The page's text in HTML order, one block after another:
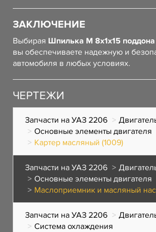
ЗАКЛЮЧЕНИЕ
Выбирая Шпилька М 8х1х15 поддона
вы обеспечиваете надежную и
автомобиля в любых условиях.
ЧЕРТЕЖИ
Запчасти на УАЗ 2206
Основные элементы двигателя
Картер масляный (1009)
Запчасти на УАЗ 2206
Основные элементы двигателя
Маслоприемник и масляный
Запчасти на УАЗ 2206
Система охлаждения